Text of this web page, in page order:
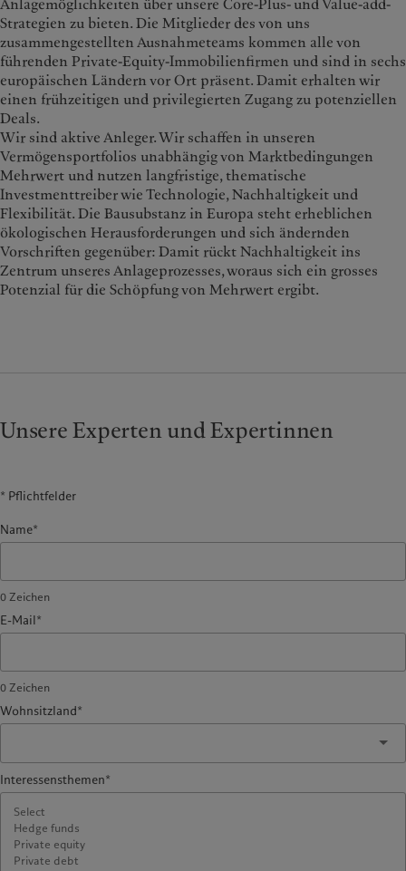
Anlagemöglichkeiten über unsere Core-Plus- und Value-add-
Strategien zu bieten. Die Mitglieder des von uns
zusammengestellten Ausnahmeteams kommen alle von
führenden Private-Equity-Immobilienfirmen und sind in sechs
europäischen Ländern vor Ort präsent. Damit erhalten wir
einen frühzeitigen und privilegierten Zugang zu potenziellen
Deals.
Wir sind aktive Anleger. Wir schaffen in unseren
Vermögensportfolios unabhängig von Marktbedingungen
Mehrwert und nutzen langfristige, thematische
Investmenttreiber wie Technologie, Nachhaltigkeit und
Flexibilität. Die Bausubstanz in Europa steht erheblichen
ökologischen Herausforderungen und sich ändernden
Vorschriften gegenüber: Damit rückt Nachhaltigkeit ins
Zentrum unseres Anlageprozesses, woraus sich ein grosses
Potenzial für die Schöpfung von Mehrwert ergibt.
Unsere Experten und Expertinnen
* Pflichtfelder
Name*
0Zeichen
E-Mail*
0Zeichen
Wohnsitzland*
Interessensthemen*